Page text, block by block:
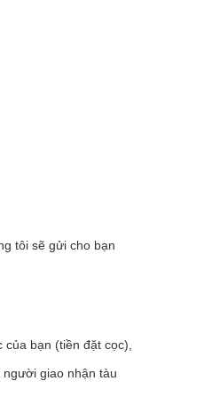
tôi sẽ gửi cho bạn
bạn (tiền đặt cọc),
giao nhận tàu